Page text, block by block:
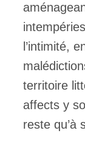
l’intimité,
territoire
affects y
reste qu’à